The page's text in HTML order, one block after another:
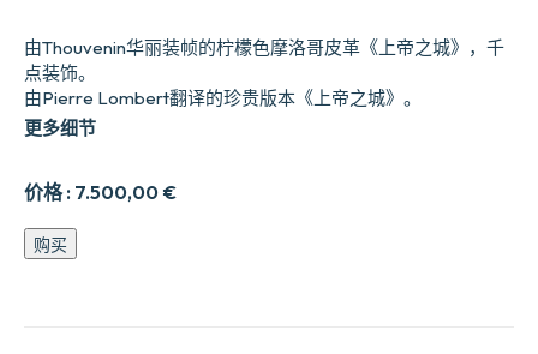
价格 : 7.500,00 €
由Thouvenin华丽装帧的柠檬色摩洛哥皮革《上帝之城》，千
点装饰。
由Pierre Lombert翻译的珍贵版本《上帝之城》。
更多细节
上
帝
购买